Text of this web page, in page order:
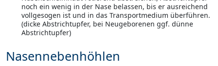
noch ein wenig in der Nase belassen, bis er ausreichend
vollgesogen ist und in das Transportmedium überführen.
(dicke Abstrichtupfer, bei Neugeborenen ggf. dünne
Abstrichtupfer)
Nasennebenhöhlen